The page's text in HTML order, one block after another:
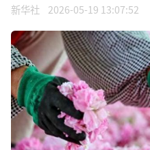
新华社 2026-05-19 13:07:52